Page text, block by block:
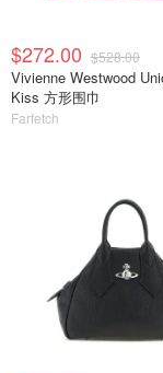
$272.00 $528.00
Vivienne Westwood
Kiss 方形围巾
Farfetch